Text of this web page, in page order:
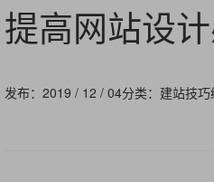
提高网站设
发布：2019 / 12 / 04分类：建站技巧